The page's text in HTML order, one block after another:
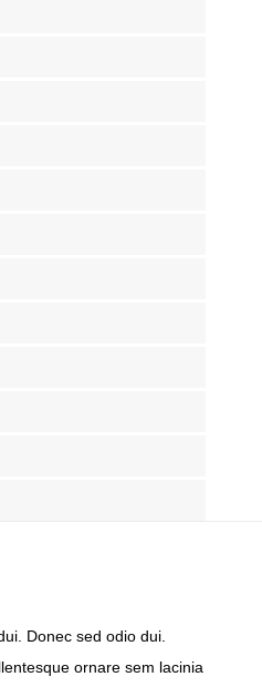
Donec sed odio dui.
ornare sem lacinia